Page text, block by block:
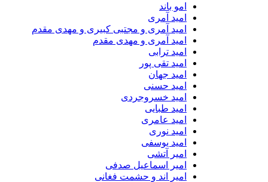
امو باند
امید آمری
امید آمری و مجتبی کبیری و مهدى مقدم
امید آمری و مهدی مقدم
امید ترابی
امید تقی پور
امید جهان
امید حسنی
امید خسروجردی
امید طبایی
امید عامری
امید نوری
امید یوسفی
امیر آتشی
امیر اسماعیل صدفی
امیر اند و حشمت فغانی